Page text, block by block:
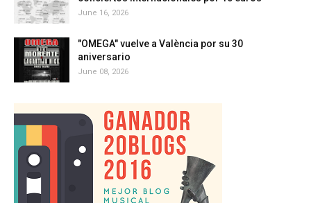
June 16, 2026
"OMEGA" vuelve a València por su 30
aniversario
June 08, 2026